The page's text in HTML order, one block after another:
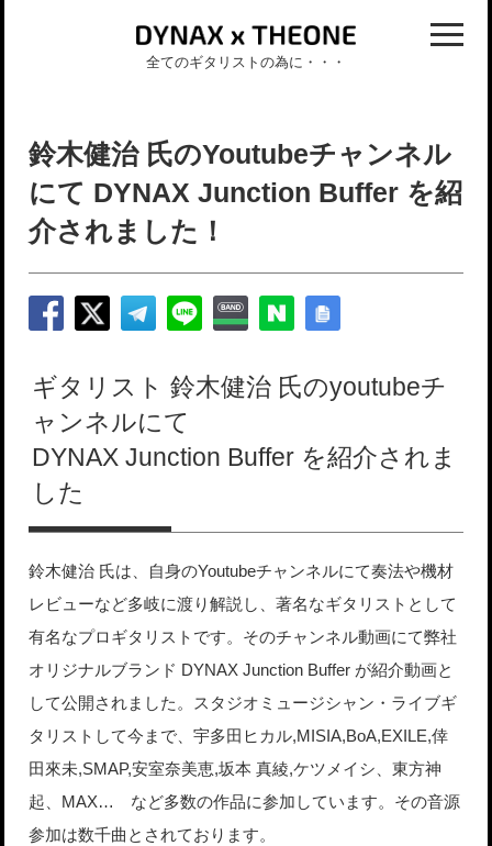
全てのギタリストの為に・・・
鈴木健治 氏のYoutubeチャンネル
にて DYNAX Junction Buffer を紹
介されました！
ギタリスト 鈴木健治 氏のyoutubeチ
ャンネルにて
DYNAX Junction Buffer を紹介されま
した
鈴木健治 氏は、自身のYoutubeチャンネルにて奏法や機材
レビューなど多岐に渡り解説し、著名なギタリストとして
有名なプロギタリストです。そのチャンネル動画にて弊社
オリジナルブランド DYNAX Junction Buffer が紹介動画と
して公開されました。スタジオミュージシャン・ライブギ
タリストして今まで、宇多田ヒカル,MISIA,BoA,EXILE,倖
田來未,SMAP,安室奈美恵,坂本 真綾,ケツメイシ、東方神
起、MAX… など多数の作品に参加しています。その音源
参加は数千曲とされております。